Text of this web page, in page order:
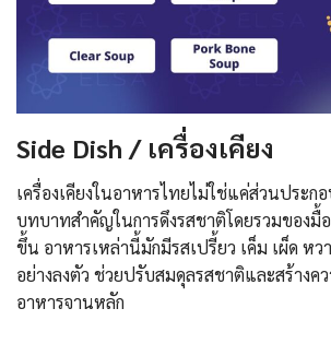
Side Dish / เครื่องเคียง
เครื่องเคียงในอาหารไทยไม่ใช่แค่ส่วนประก
บทบาทสำคัญในการดึงรสชาติโดยรวมของมื้
ขึ้น อาหารเหล่านี้มักมีรสเปรี้ยว เค็ม เผ็ด ห
อย่างลงตัว ช่วยปรับสมดุลรสชาติและสร้างค
อาหารจานหลัก